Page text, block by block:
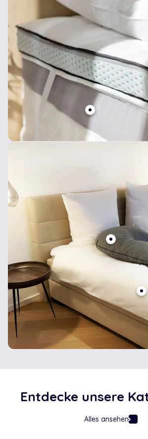
Entdecke unsere
Alles ansehen